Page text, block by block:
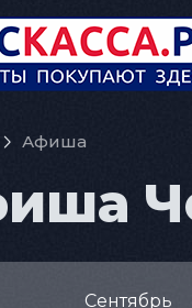
Афиша
Сентябрь